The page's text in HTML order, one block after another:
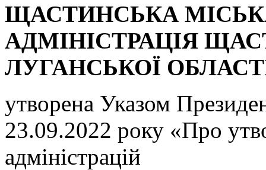
ЩАСТИНСЬКА
АДМІНІСТРАЦІЯ
ЛУГАНСЬКОЇ
утворена Указом
23.09.2022 року «Про
адміністрацій